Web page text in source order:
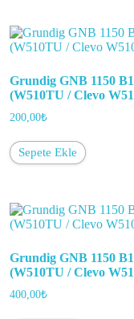
Grundig GNB 1150
(W510TU / Clevo
200,00₺
Sepete Ekle
Grundig GNB 1150
(W510TU / Clevo
400,00₺